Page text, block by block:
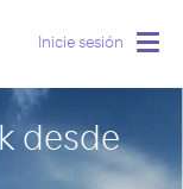
Inicie sesión
desde